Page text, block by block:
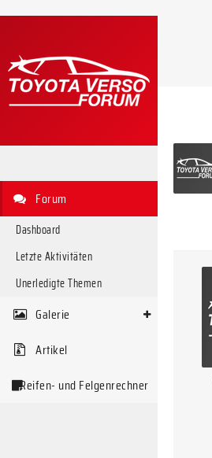
Forum
Dashboard
Letzte Aktivitäten
Unerledigte Themen
Galerie
Artikel
Reifen- und Felgenrechner